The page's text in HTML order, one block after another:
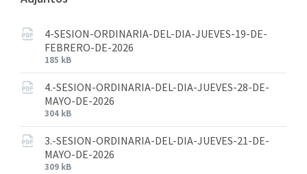
4-SESION-ORDINARIA-DEL-DIA-JUEVES-19-DE-
FEBRERO-DE-2026
185 kB
4.-SESION-ORDINARIA-DEL-DIA-JUEVES-28-DE-
MAYO-DE-2026
304 kB
3.-SESION-ORDINARIA-DEL-DIA-JUEVES-21-DE-
MAYO-DE-2026
309 kB